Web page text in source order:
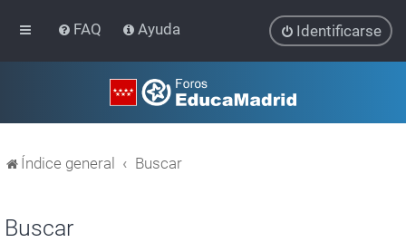
FAQ Ayuda Identificarse
Índice general Buscar
Buscar